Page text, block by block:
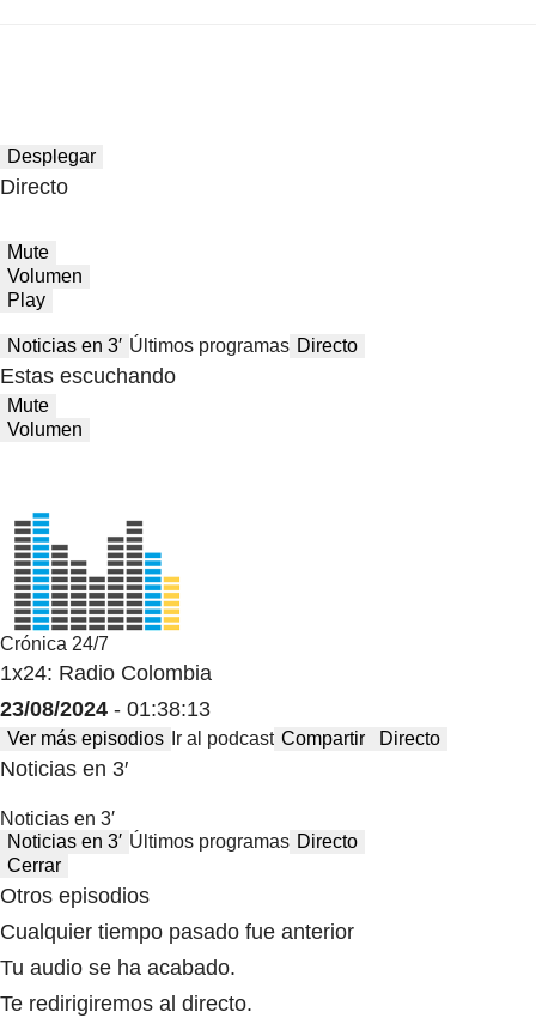
Desplegar
Directo
Mute
Volumen
Play
Noticias en 3′ Últimos programas Directo
Estas escuchando
Mute
Volumen
Crónica 24/7
1x24: Radio Colombia
23/08/2024 - 01:38:13
Ver más episodios Ir al podcast Compartir Directo
Noticias en 3′
Noticias en 3′
Noticias en 3′ Últimos programas Directo
Cerrar
Otros episodios
Cualquier tiempo pasado fue anterior
Tu audio se ha acabado.
Te redirigiremos al directo.